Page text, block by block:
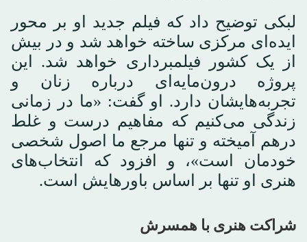
لبکی توضیح داد که فیلم جدید او بر محور
ایده‌ای مرکزی ساخته خواهد شد و در بیش
از یک کشور فیلمبرداری خواهد شد. این
پروژه درون‌مایه‌ای درباره زنان و
تجربه‌هایشان دارد. او گفت: «ما در زمانی
زندگی می‌کنیم که مفاهیم درست و غلط
درهم آمیخته و تنها مرجع ما اصول شخصی
خودمان است»، و افزود که انتخاب‌های
هنری او تنها بر اساس باورهایش است.
شراکت هنری با همسرش